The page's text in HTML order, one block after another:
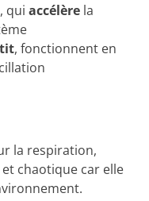
qui accélère la
, fonctionnent en
la respiration,
chaotique car elle